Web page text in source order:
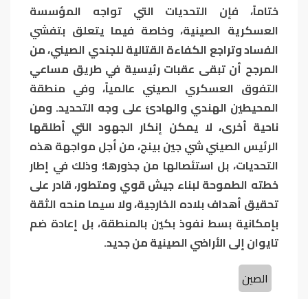
ختاماً، فإن التحديات التي تواجه المؤسسة
العسكرية الصينية، وخاصة فيما يتعلق بتفشي
الفساد وتراجع الكفاءة القتالية للجندي الصيني، من
المرجح أن تبقى عقبات رئيسية في طريق مساعي
التفوق العسكري الصيني عالمياً، وفي منطقة
المحيطين الهندي والهادئ على وجه التحديد. ومن
ناحية أخرى، لا يمكن إنكار الجهود التي أطلقها
الرئيس الصيني شي جين بينج، من أجل مواجهة هذه
التحديات، بل استئصالها من جذورها؛ وذلك في إطار
خطته الطموحة لبناء جيش قوي ومتطور، قادر على
تحقيق أهداف بلاده الخارجية، ولا سيما منحه الثقة
بإمكانية بسط نفوذ بكين بالمنطقة، بل إعادة ضم
تايوان إلى الأراضي الصينية من جديد.
الصين